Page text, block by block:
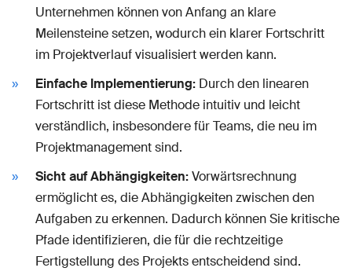
Unternehmen können von Anfang an klare
Meilensteine setzen, wodurch ein klarer Fortschritt
im Projektverlauf visualisiert werden kann.
Einfache Implementierung: Durch den linearen
Fortschritt ist diese Methode intuitiv und leicht
verständlich, insbesondere für Teams, die neu im
Projektmanagement sind.
Sicht auf Abhängigkeiten:Vorwärtsrechnung
ermöglicht es, die Abhängigkeiten zwischen den
Aufgaben zu erkennen. Dadurch können Sie kritische
Pfade identifizieren, die für die rechtzeitige
Fertigstellung des Projekts entscheidend sind.